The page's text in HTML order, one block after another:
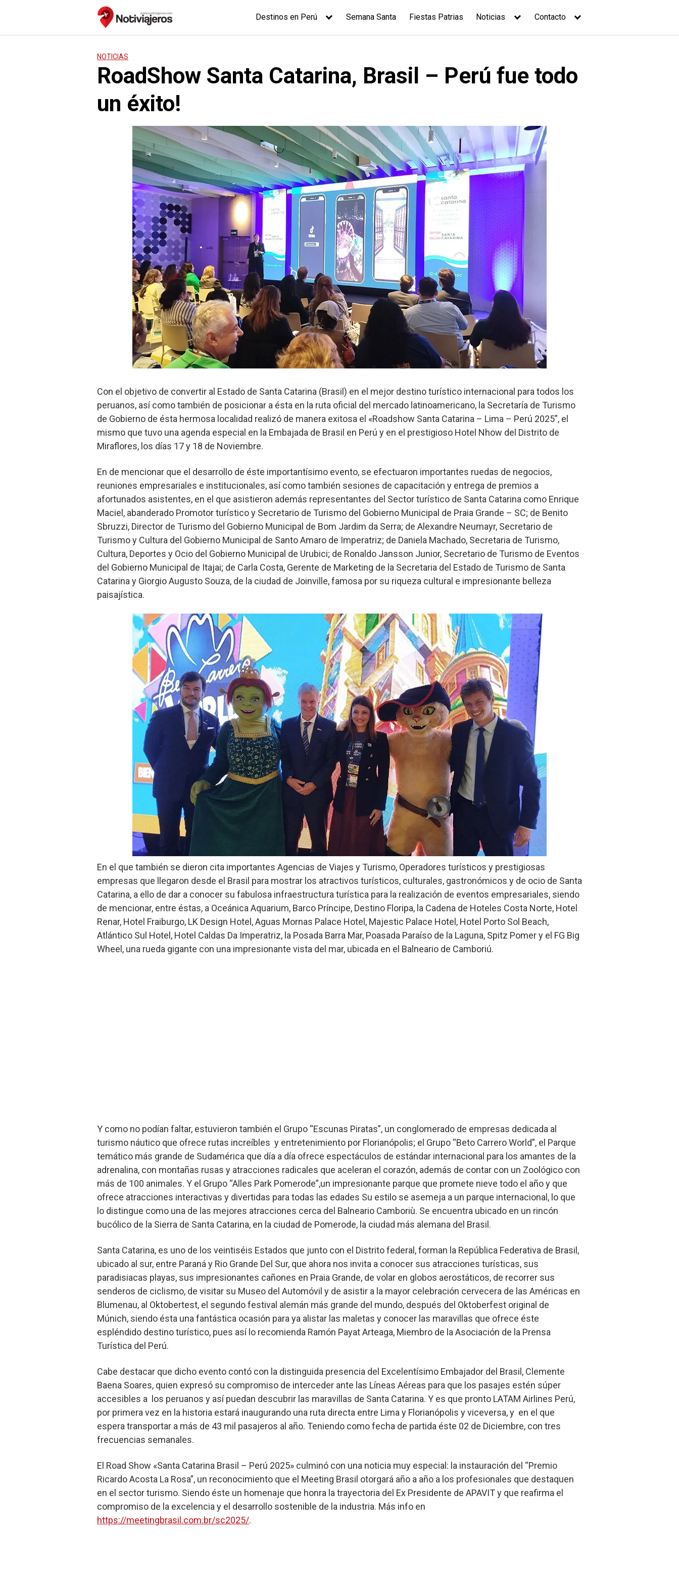
Destinos en Perú Semana Santa Fiestas Patrias Noticias Contacto
NOTICIAS
RoadShow Santa Catarina, Brasil – Perú fue todo
un éxito!
Con el objetivo de convertir al Estado de Santa Catarina (Brasil) en el mejor destino turístico internacional para todos los
peruanos, así como también de posicionar a ésta en la ruta oficial del mercado latinoamericano, la Secretaría de Turismo
de Gobierno de ésta hermosa localidad realizó de manera exitosa el «Roadshow Santa Catarina – Lima – Perú 2025”, el
mismo que tuvo una agenda especial en la Embajada de Brasil en Perú y en el prestigioso Hotel Nhow del Distrito de
Miraflores, los días 17 y 18 de Noviembre.
En de mencionar que el desarrollo de éste importantísimo evento, se efectuaron importantes ruedas de negocios,
reuniones empresariales e institucionales, así como también sesiones de capacitación y entrega de premios a
afortunados asistentes, en el que asistieron además representantes del Sector turístico de Santa Catarina como Enrique
Maciel, abanderado Promotor turístico y Secretario de Turismo del Gobierno Municipal de Praia Grande – SC; de Benito
Sbruzzi, Director de Turismo del Gobierno Municipal de Bom Jardim da Serra; de Alexandre Neumayr, Secretario de
Turismo y Cultura del Gobierno Municipal de Santo Amaro de Imperatriz; de Daniela Machado, Secretaria de Turismo,
Cultura, Deportes y Ocio del Gobierno Municipal de Urubici; de Ronaldo Jansson Junior, Secretario de Turismo de Eventos
del Gobierno Municipal de Itajai; de Carla Costa, Gerente de Marketing de la Secretaria del Estado de Turismo de Santa
Catarina y Giorgio Augusto Souza, de la ciudad de Joinville, famosa por su riqueza cultural e impresionante belleza
paisajística.
En el que también se dieron cita importantes Agencias de Viajes y Turismo, Operadores turísticos y prestigiosas
empresas que llegaron desde el Brasil para mostrar los atractivos turísticos, culturales, gastronómicos y de ocio de Santa
Catarina, a ello de dar a conocer su fabulosa infraestructura turística para la realización de eventos empresariales, siendo
de mencionar, entre éstas, a Oceánica Aquarium, Barco Príncipe, Destino Floripa, la Cadena de Hoteles Costa Norte, Hotel
Renar, Hotel Fraiburgo, LK Design Hotel, Aguas Mornas Palace Hotel, Majestic Palace Hotel, Hotel Porto Sol Beach,
Atlántico Sul Hotel, Hotel Caldas Da Imperatriz, la Posada Barra Mar, Poasada Paraíso de la Laguna, Spitz Pomer y el FG Big
Wheel, una rueda gigante con una impresionante vista del mar, ubicada en el Balneario de Camboriú.
Y como no podían faltar, estuvieron también el Grupo “Escunas Piratas”, un conglomerado de empresas dedicada al
turismo náutico que ofrece rutas increíbles y entretenimiento por Florianópolis; el Grupo “Beto Carrero World”, el Parque
temático más grande de Sudamérica que día a día ofrece espectáculos de estándar internacional para los amantes de la
adrenalina, con montañas rusas y atracciones radicales que aceleran el corazón, además de contar con un Zoológico con
más de 100 animales. Y el Grupo “Alles Park Pomerode”,un impresionante parque que promete nieve todo el año y que
ofrece atracciones interactivas y divertidas para todas las edades Su estilo se asemeja a un parque internacional, lo que
lo distingue como una de las mejores atracciones cerca del Balneario Camboriù. Se encuentra ubicado en un rincón
bucólico de la Sierra de Santa Catarina, en la ciudad de Pomerode, la ciudad más alemana del Brasil.
Santa Catarina, es uno de los veintiséis Estados que junto con el Distrito federal, forman la República Federativa de Brasil,
ubicado al sur, entre Paraná y Rio Grande Del Sur, que ahora nos invita a conocer sus atracciones turísticas, sus
paradisiacas playas, sus impresionantes cañones en Praia Grande, de volar en globos aerostáticos, de recorrer sus
senderos de ciclismo, de visitar su Museo del Automóvil y de asistir a la mayor celebración cervecera de las Américas en
Blumenau, al Oktobertest, el segundo festival alemán más grande del mundo, después del Oktoberfest original de
Múnich, siendo ésta una fantástica ocasión para ya alistar las maletas y conocer las maravillas que ofrece éste
espléndido destino turístico, pues así lo recomienda Ramón Payat Arteaga, Miembro de la Asociación de la Prensa
Turística del Perú.
Cabe destacar que dicho evento contó con la distinguida presencia del Excelentísimo Embajador del Brasil, Clemente
Baena Soares, quien expresó su compromiso de interceder ante las Líneas Aéreas para que los pasajes estén súper
accesibles a los peruanos y así puedan descubrir las maravillas de Santa Catarina. Y es que pronto LATAM Airlines Perú,
por primera vez en la historia estará inaugurando una ruta directa entre Lima y Florianópolis y viceversa, y en el que
espera transportar a más de 43 mil pasajeros al año. Teniendo como fecha de partida éste 02 de Diciembre, con tres
frecuencias semanales.
El Road Show «Santa Catarina Brasil – Perú 2025» culminó con una noticia muy especial: la instauración del “Premio
Ricardo Acosta La Rosa”, un reconocimiento que el Meeting Brasil otorgará año a año a los profesionales que destaquen
en el sector turismo. Siendo éste un homenaje que honra la trayectoria del Ex Presidente de APAVIT y que reafirma el
compromiso de la excelencia y el desarrollo sostenible de la industria. Más info en
https://meetingbrasil.com.br/sc2025/.